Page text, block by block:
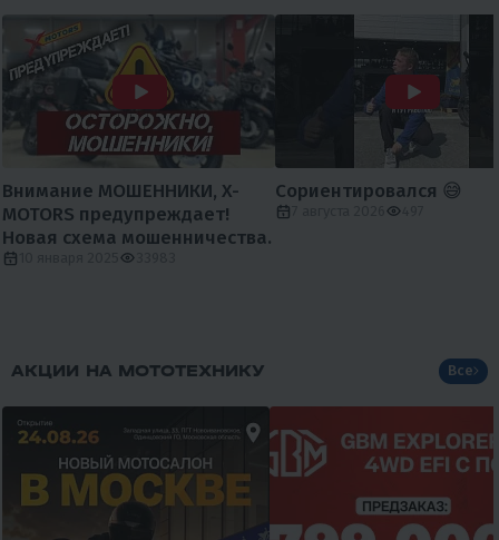
Внимание МОШЕННИКИ, X-
MOTORS предупреждает!
Новая схема мошенничества.
Сориентировался 😅
АКЦИИ НА МОТОТЕХНИКУ Все